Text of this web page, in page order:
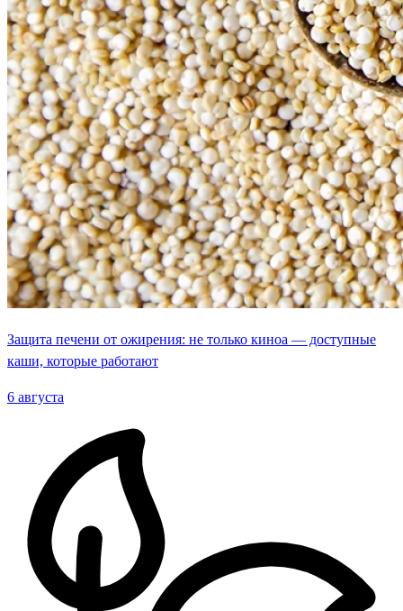
Защита печени от ожирения: не только киноа — доступные
каши, которые работают
6 августа